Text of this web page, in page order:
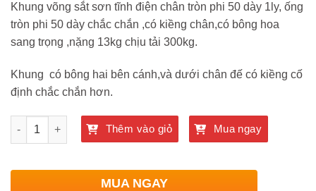
Khung võng sắt sơn tĩnh điện chân tròn phi 50 dày 1ly, ống
tròn phi 50 dày chắc chắn ,có kiềng chân,có bông hoa
sang trọng ,nặng 13kg chịu tải 300kg.
Khung có bông hai bên cánh,và dưới chân đế có kiềng cố
định chắc chắn hơn.
Quantity Thêm vào giỏ Mua ngay
MUA NGAY